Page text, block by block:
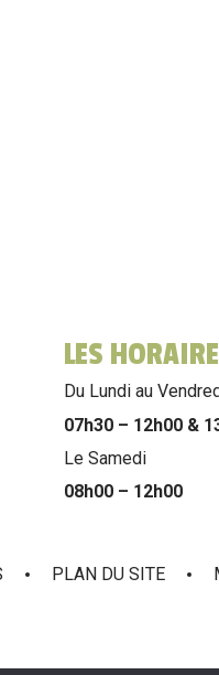
LES
Du Lundi au
07h30 – 12h00 &
Le Samedi
08h00 – 12h00
PLAN DU SITE